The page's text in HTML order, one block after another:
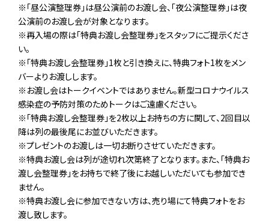
※「昼公演整理券」は昼公演前のお渡し会、「夜公演整理券」は夜
公演前のお渡し会が対象となります。
※再入場の際は「特典お渡し会整理券」をスタッフにご提示くださ
い。
※「特典お渡し会整理券」1枚と引き換えに、特典フォト1枚をメン
バーよりお渡しします。
※お渡し会はトークイベントではありません。新型コロナウイルス
感染症の予防対策のためトークはご遠慮ください。
※「特典お渡し会整理券」を2枚以上お持ちの方に関して、2回目以
降は列の最後尾にお並びいただきます。
※プレゼントのお渡しは一切お断りさせていただきます。
※特典お渡し会は列が途切れ次第終了となります。また、「特典お
渡し会整理券」をお持ちで終了後にお越しいただいても参加でき
ません。
※特典お渡し会に参加できない方は、売り場にて特典フォトをお
渡し致します。